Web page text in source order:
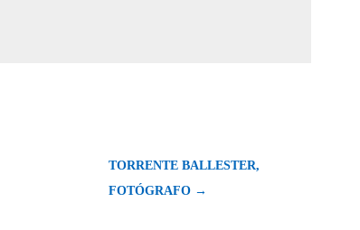
TORRENTE BALLESTER,
FOTÓGRAFO →